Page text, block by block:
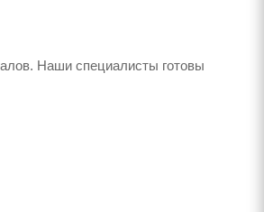
Наши специалисты готовы